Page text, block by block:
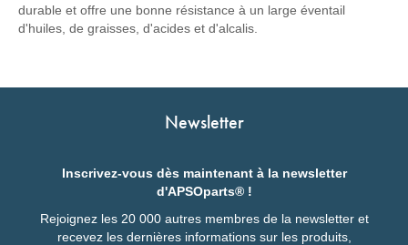
durable et offre une bonne résistance à un large éventail
d'huiles, de graisses, d'acides et d'alcalis.
Newsletter
Inscrivez-vous dès maintenant à la newsletter
d'APSOparts® !
Rejoignez les 20 000 autres membres de la newsletter et
recevez les dernières informations sur les produits,